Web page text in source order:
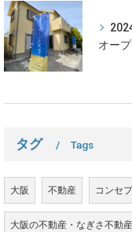
タグ Tags
大阪 不動産 コンセ
大阪の不動産・なぎさ不動